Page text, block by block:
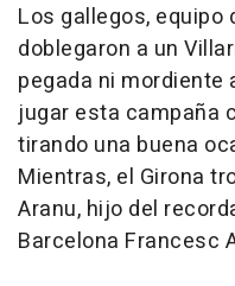
Los gallegos, equipo
doblegaron a un
pegada ni mordiente
jugar esta campaña
tirando una buena
Mientras, el Girona
Aranu, hijo del
Barcelona Francesc